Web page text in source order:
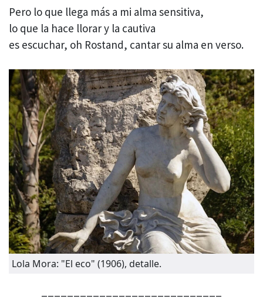
Pero lo que llega más a mi alma sensitiva,
lo que la hace llorar y la cautiva
es escuchar, oh Rostand, cantar su alma en verso.
Lola Mora: "El eco" (1906), detalle.